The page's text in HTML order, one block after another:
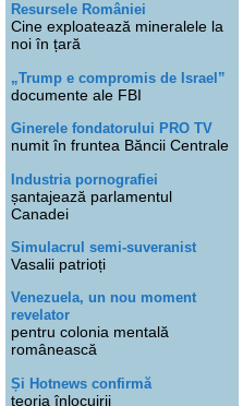
Resursele României
Cine exploatează mineralele la
noi în țară
„Trump e compromis de Israel”
documente ale FBI
Ginerele fondatorului PRO TV
numit în fruntea Băncii Centrale
Industria pornografiei
șantajează parlamentul
Canadei
Simulacrul semi-suveranist
Vasalii patrioți
Venezuela, un nou moment
revelator
pentru colonia mentală
românească
Și Hotnews confirmă
teoria înlocuirii